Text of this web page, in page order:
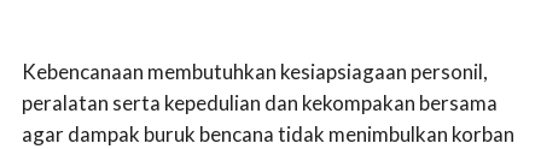
Kebencanaan membutuhkan kesiapsiagaan personil,
peralatan serta kepedulian dan kekompakan bersama
agar dampak buruk bencana tidak menimbulkan korban